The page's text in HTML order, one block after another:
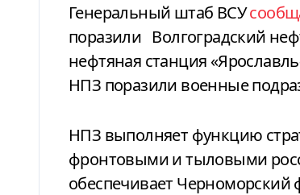
Генеральный штаб ВСУ
поразили Волгоградский
нефтяная станция
НПЗ поразили военные
НПЗ выполняет функцию
фронтовыми и тыловыми
обеспечивает